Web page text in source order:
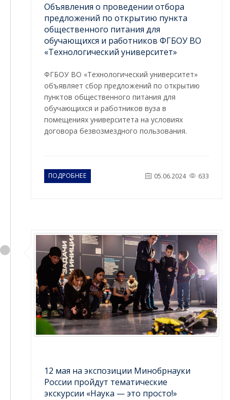
Объявления о проведении отбора
предложений по открытию пункта
общественного питания для
обучающихся и работников ФГБОУ ВО
«Технологический университет»
ФГБОУ ВО «Технологический университет»
объявляет сбор предложений по открытию
пунктов общественного питания для
обучающихся и работников вуза в
помещениях университета на условиях
договора безвозмездного пользования.
ПОДРОБНЕЕ 05.06.2024 633
12 мая на экспозиции Минобрнауки
России пройдут тематические
экскурсии «Наука — это просто!»